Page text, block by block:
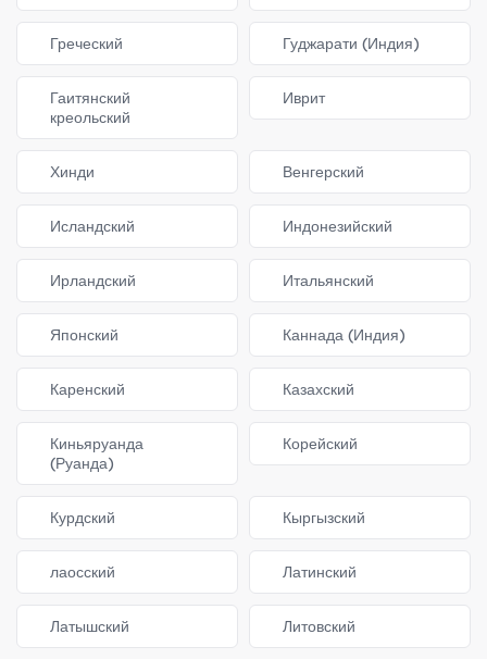
Греческий Гуджарати (Индия)
Гаитянский
креольский
Иврит
Хинди Венгерский
Исландский Индонезийский
Ирландский Итальянский
Японский Каннада (Индия)
Каренский Казахский
Киньяруанда
(Руанда)
Корейский
Курдский Кыргызский
лаосский Латинский
Латышский Литовский